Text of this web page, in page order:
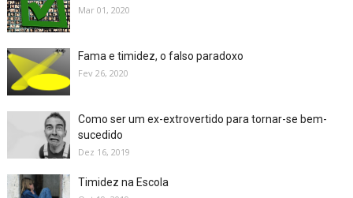
Mar 01, 2020
Fama e timidez, o falso paradoxo
Fev 26, 2020
Como ser um ex-extrovertido para tornar-se bem-
sucedido
Dez 16, 2019
Timidez na Escola